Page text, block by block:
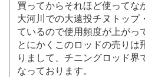
買ってからそれほど使ってな
大河川での大遠投チヌトップ
ているので使用頻度が上がっ
とにかくこのロッドの売りは
りまして、チニングロッド界
なっております。